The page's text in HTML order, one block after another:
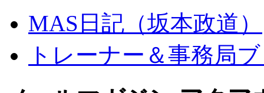
MAS日記（坂本政道）
トレーナー＆事務局